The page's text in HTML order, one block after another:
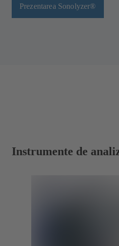
Prezentarea Sonolyzer®
Instrumente de